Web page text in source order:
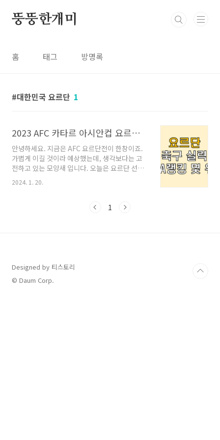
뚱뚱한개미
홈 태그 방명록
대한민국 요르단 1
2023 AFC 카타르 아시안컵 요르단전 요르단 축구 실력 FIFA 랭킹 몇위?
안녕하세요. 지금은 AFC 요르단전이 한창이죠.
가볍게 이길 것이라 예상했는데, 생각보다는 고
전하고 있는 모양새 입니다. 오늘은 요르단 선수,
실력, 그리고 피파랭킹에 대해서 알아보겠습니
다. ㅣAFC 1/20 요르단 출전 선수 오늘 요르단은
니다. 요르단 선수 목록 선발 아부 라일라 알아랍
30분을 지나고 있는데요, 현재 요르단 2득점, 우
리나라 1득점입니다. 경기 전반 9분 송흥민의 득
점 후, 37분 박용우의 자책..
2024. 1. 20.
1
Designed by 티스토리
© Daum Corp.